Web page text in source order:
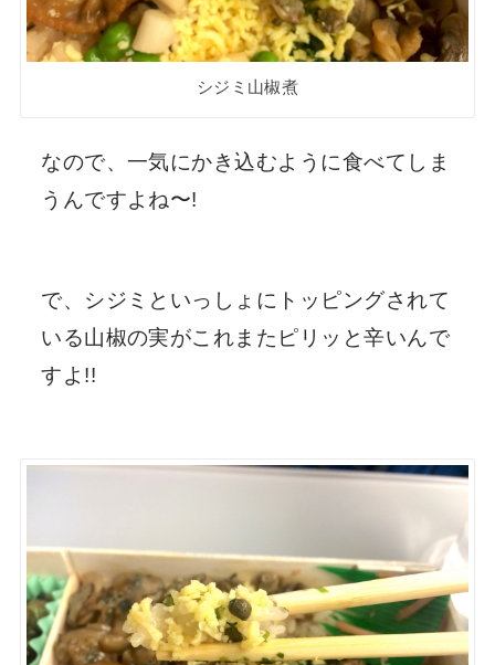
シジミ山椒煮
なので、一気にかき込むように食べてしま
うんですよね〜!
で、シジミといっしょにトッピングされて
いる山椒の実がこれまたピリッと辛いんで
すよ!!